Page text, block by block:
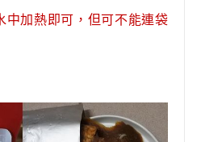
中加熱即可，但可不能連袋